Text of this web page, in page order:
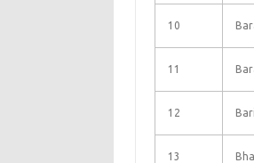
10
11
12 Bari
13